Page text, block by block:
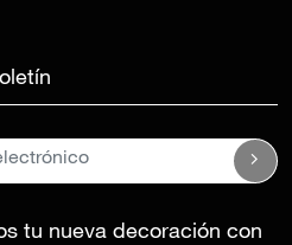
tu nueva decoración con